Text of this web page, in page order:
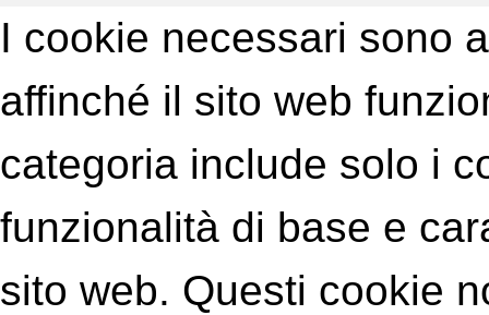
I cookie necessari sono
affinché il sito web
categoria include solo i
funzionalità di base e
sito web. Questi cookie